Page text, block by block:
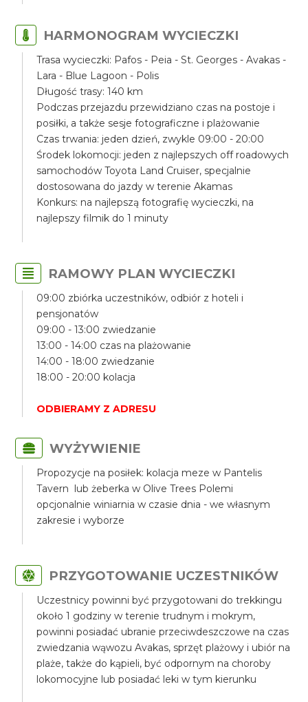
HARMONOGRAM WYCIECZKI
Trasa wycieczki: Pafos - Peia - St. Georges - Avakas -
Lara - Blue Lagoon - Polis
Długość trasy: 140 km
Podczas przejazdu przewidziano czas na postoje i
posiłki, a także sesje fotograficzne i plażowanie
Czas trwania: jeden dzień, zwykle 09:00 - 20:00
Środek lokomocji: jeden z najlepszych off roadowych
samochodów Toyota Land Cruiser, specjalnie
dostosowana do jazdy w terenie Akamas
Konkurs: na najlepszą fotografię wycieczki, na
najlepszy filmik do 1 minuty
RAMOWY PLAN WYCIECZKI
09:00 zbiórka uczestników, odbiór z hoteli i
pensjonatów
09:00 - 13:00 zwiedzanie
13:00 - 14:00 czas na plażowanie
14:00 - 18:00 zwiedzanie
18:00 - 20:00 kolacja
ODBIERAMY Z ADRESU
WYŻYWIENIE
Propozycje na posiłek: kolacja meze w Pantelis
Tavern lub żeberka w Olive Trees Polemi
opcjonalnie winiarnia w czasie dnia - we własnym
zakresie i wyborze
PRZYGOTOWANIE UCZESTNIKÓW
Uczestnicy powinni być przygotowani do trekkingu
około 1 godziny w terenie trudnym i mokrym,
powinni posiadać ubranie przeciwdeszczowe na czas
zwiedzania wąwozu Avakas, sprzęt plażowy i ubiór na
plaże, także do kąpieli, być odpornym na choroby
lokomocyjne lub posiadać leki w tym kierunku